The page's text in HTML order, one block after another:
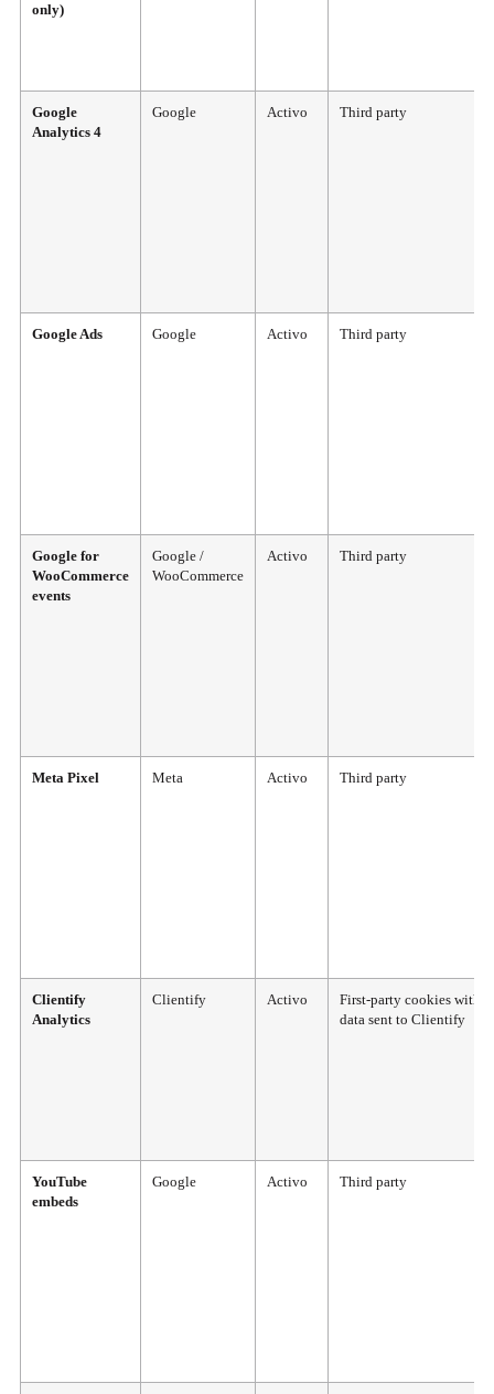
only)
Google
Analytics 4
Google Activo Third party
Google Ads Google Activo Third party
Google for
WooCommerce
events
Google /
WooCommerce
Activo Third party
Meta Pixel Meta Activo Third party
Clientify
Analytics
Clientify Activo
First-party cookies with
data sent to Clientify
YouTube
embeds
Google Activo Third party